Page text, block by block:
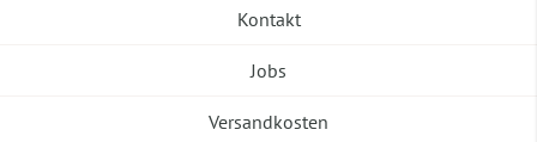
Kontakt
Jobs
Versandkosten